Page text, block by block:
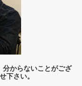
分からないことがござ
下さい。